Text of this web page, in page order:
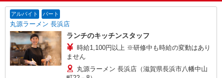
アルバイト パート
丸源ラーメン 長浜店
ランチのキッチンスタッフ
時給1,100円以上 ※研修中も時給の変動はあり
ません
丸源ラーメン 長浜店（滋賀県長浜市八幡中山